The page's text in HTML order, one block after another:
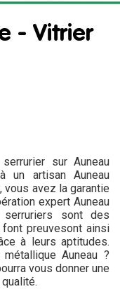
sur Auneau
un artisan Auneau
vous avez la garantie
expert Auneau
serruriers sont des
preuvesont ainsi
à leurs aptitudes.
Auneau ?
vous donner une